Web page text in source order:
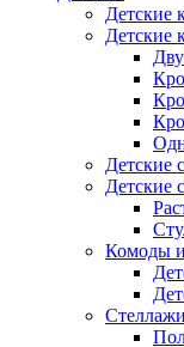
Детские
Детские
Детские
Детские
Комоды